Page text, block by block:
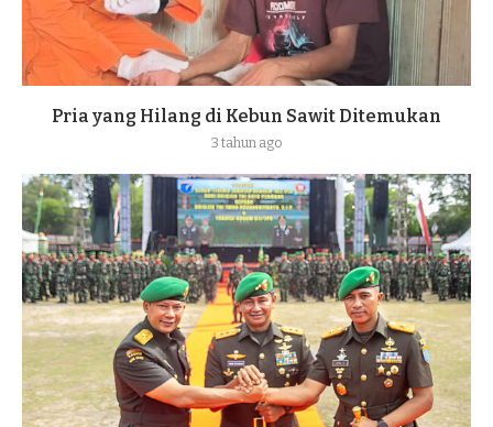
Pria yang Hilang di Kebun Sawit Ditemukan
3 tahun ago